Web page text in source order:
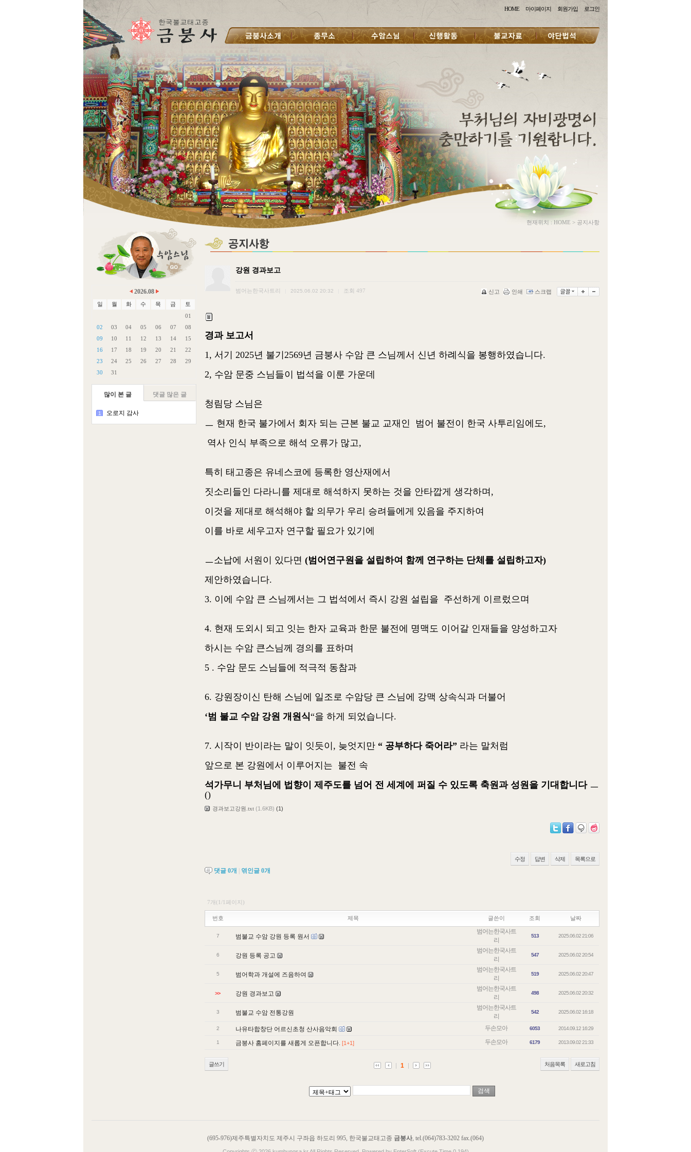
HOME 마이페이지 회원가입 로그인
현재위치 : HOME > 공지사항
2026.08
일 월 화 수 목 금
토
01
02
03 04 05 06 07
08
09
10 11 12 13 14
15
16
17 18 19 20 21
22
23
24 25 26 27 28
29
30
31
많이 본 글 댓글 많은 글
1 오로지 감사
강원 경과보고
범어는한국사트리 2025.06.02 20:32 조회 497 신고 인쇄 스크랩
경과 보고서
1, 서기 2025년 불기2569년 금붕사 수암 큰 스님께서 신년 하례식을 봉행하였습니다.
2, 수암 문중 스님들이 법석을 이룬 가운데
청림당 스님은
ㅡ 현재 한국 불가에서 회자 되는 근본 불교 교재인 범어 불전이 한국 사투리임에도,
역사 인식 부족으로 해석 오류가 많고,
특히 태고종은 유네스코에 등록한 영산재에서
짓소리들인 다라니를 제대로 해석하지 못하는 것을 안타깝게 생각하며,
이것을 제대로 해석해야 할 의무가 우리 승려들에게 있음을 주지하여
이를 바로 세우고자 연구할 필요가 있기에
ㅡ소납에 서원이 있다면 (범어연구원을 설립하여 함께 연구하는 단체를 설립하고자)
제안하였습니다.
3. 이에 수암 큰 스님께서는 그 법석에서 즉시 강원 설립을 주선하게 이르렀으며
4. 현재 도외시 되고 잇는 한자 교육과 한문 불전에 명맥도 이어갈 인재들을 양성하고자
하시는 수암 큰스님께 경의를 표하며
5 . 수암 문도 스님들에 적극적 동참과
6. 강원장이신 탄해 스님에 일조로 수암당 큰 스님에 강맥 상속식과 더불어
‘범 불교 수암 강원 개원식“을 하게 되었습니다.
7. 시작이 반이라는 말이 잇듯이, 늦엇지만 “ 공부하다 죽어라” 라는 말처럼
앞으로 본 강원에서 이루어지는 불전 속
석가무니 부처님에 법향이 제주도를 넘어 전 세계에 퍼질 수 있도록 축원과 성원을 기대합니다 ㅡ
()
경과보고강원.txt (1.6KB) (1)
수정 답변 삭제 목록으로
댓글 0개 엮인글 0개
7개(1/1페이지)
번호 제목 글쓴이 조회 날짜
7 범불교 수암 강원 등록 원서
범어는한국사트
리
513 2025.06.02 21:06
6 강원 등록 공고
범어는한국사트
리
547 2025.06.02 20:54
5 범어학과 개설에 즈음하여
범어는한국사트
리
519 2025.06.02 20:47
>> 강원 경과보고
범어는한국사트
리
498 2025.06.02 20:32
3 범불교 수암 전통강원
범어는한국사트
리
542 2025.06.02 16:18
2 나유타합창단 어르신초청 산사음악회 두손모아 6053 2014.09.12 16:29
1 금붕사 홈페이지를 새롭게 오픈합니다. [1+1] 두손모아 6179 2013.09.02 21:33
글쓰기 처음목록 새로고침
1
(695-976)제주특별자치도 제주시 구좌읍 하도리 995, 한국불교태고종 금붕사, tel.(064)783-3202 fax.(064)